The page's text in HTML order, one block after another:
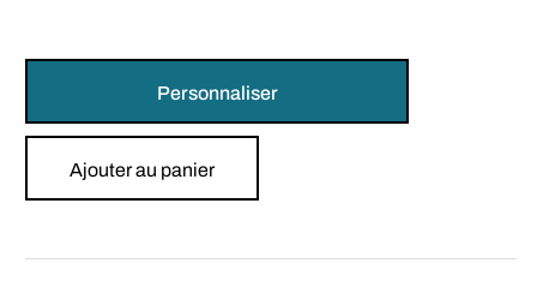
Personnaliser
Ajouter au panier